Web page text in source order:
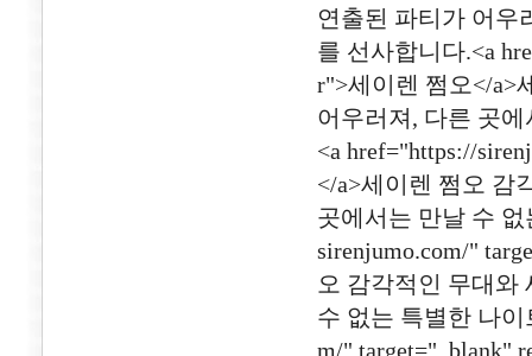
연출된 파티가 어우
를 선사합니다.<a
r">세이렌 쩜오</a>
어우러져, 다른 곳
<a href="https://
</a>세이렌 쩜오 감
곳에서는 만날 수
sirenjumo.com/"
오 감각적인 무대와
수 없는 특별한 나이
m/" target="_blank"